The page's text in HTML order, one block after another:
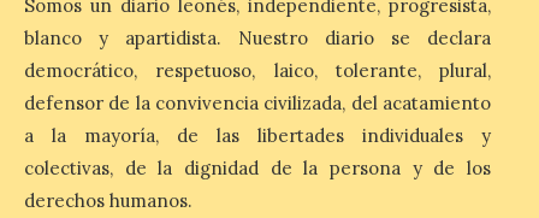
La muestra, que podrá
contemplarse hasta el
próximo 4 de octubre,
plantea tanto los temas
que más preocupaban y
fascinaban a este autor de talla
internacional como las múltiples técnicas
que usó y sus sólidos vínculos con la
Montaña Occidental. […]
Somos un diario leonés, independiente, progresista,
blanco y apartidista. Nuestro diario se declara
democrático, respetuoso, laico, tolerante, plural,
defensor de la convivencia civilizada, del acatamiento
a la mayoría, de las libertades individuales y
colectivas, de la dignidad de la persona y de los
derechos humanos.